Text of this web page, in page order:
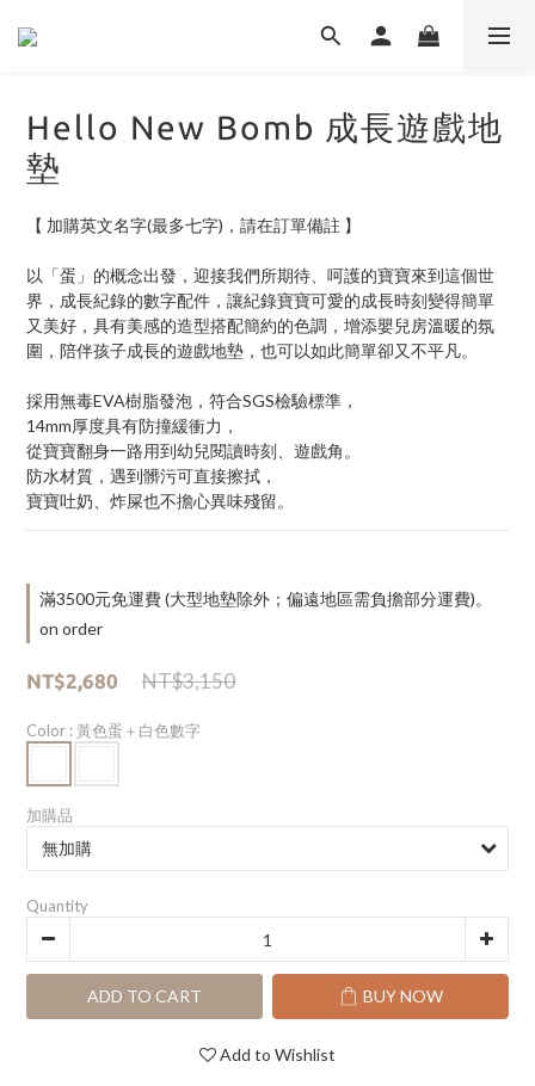
Hello New Bomb 成長遊戲地
墊
【 加購英文名字(最多七字)，請在訂單備註 】
以「蛋」的概念出發，迎接我們所期待、呵護的寶寶來到這個世
界，成長紀錄的數字配件，讓紀錄寶寶可愛的成長時刻變得簡單
又美好，具有美感的造型搭配簡約的色調，增添嬰兒房溫暖的氛
圍，陪伴孩子成長的遊戲地墊，也可以如此簡單卻又不平凡。
採用無毒EVA樹脂發泡，符合SGS檢驗標準，
14mm厚度具有防撞緩衝力，
從寶寶翻身一路用到幼兒閱讀時刻、遊戲角。
防水材質，遇到髒污可直接擦拭，
寶寶吐奶、炸屎也不擔心異味殘留。
滿3500元免運費 (大型地墊除外；偏遠地區需負擔部分運費)。
on order
NT$3,150
NT$2,680
Color : 黃色蛋＋白色數字
加購品
Quantity
ADD TO CART BUY NOW
Add to Wishlist